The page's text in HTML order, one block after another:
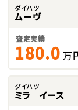
ダイハツ
ムーヴ
査定実績
180.0 万
ダイハツ
ミラ イース